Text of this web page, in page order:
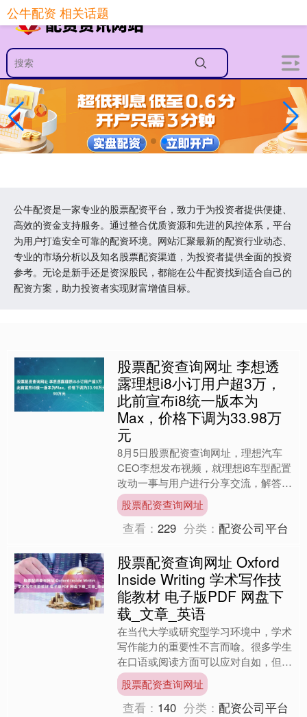
公牛配资是一家专业的股票配资平台，致力于为投资者提供便捷、
高效的资金支持服务。通过整合优质资源和先进的风控体系，平台
为用户打造安全可靠的配资环境。网站汇聚最新的配资行业动态、
专业的市场分析以及知名股票配资渠道，为投资者提供全面的投资
参考。无论是新手还是资深股民，都能在公牛配资找到适合自己的
配资方案，助力投资者实现财富增值目标。
公牛配资 相关话题
股票配资查询网址 李想透
露理想i8小订用户超3万，
此前宣布i8统一版本为
Max，价格下调为33.98万
元
8月5日股票配资查询网址，理想汽车
CEO李想发布视频，就理想i8车型配置
改动一事与用户进行分享交流，解答了
理想i8为什么要统一配置版本这一核心
问题。 李想表示，....
股票配资查询网址
查看：229 分类：配资公司平台
股票配资查询网址 Oxford
Inside Writing 学术写作技
能教材 电子版PDF 网盘下
载_文章_英语
在当代大学或研究型学习环境中，学术
写作能力的重要性不言而喻。很多学生
在口语或阅读方面可以应对自如，但一
谈到撰写学术论文、摘要或分析性文
章，常常感到无从下手。正因....
股票配资查询网址
查看： 140 分类：配资公司平台